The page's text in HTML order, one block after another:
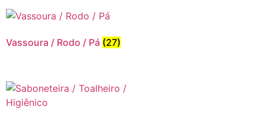
Vassoura / Rodo / Pá (27)